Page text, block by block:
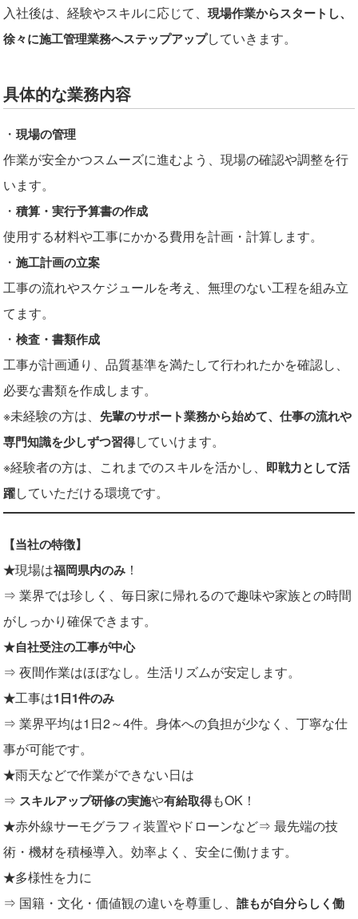
入社後は、経験やスキルに応じて、 現場作業からスタートし、
徐々に施工管理業務へステップアップしていきます。
具体的な業務内容
・ 現場の管理
作業が安全かつスムーズに進むよう、現場の確認や調整を行
います。
・ 積算・実行予算書の作成
使用する材料や工事にかかる費用を計画・計算します。
・ 施工計画の立案
工事の流れやスケジュールを考え、無理のない工程を組み立
てます。
・ 検査・書類作成
工事が計画通り、品質基準を満たして行われたかを確認し、
必要な書類を作成します。
※未経験の方は、 先輩のサポート業務から始めて、仕事の流れや
専門知識を少しずつ習得していけます。
※経験者の方は、これまでのスキルを活かし、 即戦力として活
躍していただける環境です。
【当社の特徴】
★現場は福岡県内のみ ！
⇒ 業界では珍しく、毎日家に帰れるので趣味や家族との時間
がしっかり確保できます。
★自社受注の工事が中心
⇒ 夜間作業はほぼなし。生活リズムが安定します。
★工事は1日1件のみ
⇒ 業界平均は1日2～4件。身体への負担が少なく、丁寧な仕
事が可能です。
★雨天などで作業ができない日は
⇒ スキルアップ研修の実施や有給取得もOK！
★赤外線サーモグラフィ装置やドローンなど⇒ 最先端の技
術・機材を積極導入。効率よく、安全に働けます。
★多様性を力に
⇒ 国籍・文化・価値観の違いを尊重し、 誰もが自分らしく働